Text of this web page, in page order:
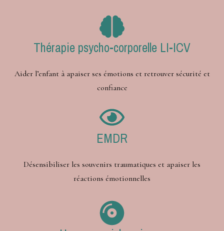
Thérapie psycho-corporelle LI-ICV
Aider l’enfant à apaiser ses émotions et retrouver sécurité et
confiance
EMDR
Désensibiliser les souvenirs traumatiques et apaiser les
réactions émotionnelles